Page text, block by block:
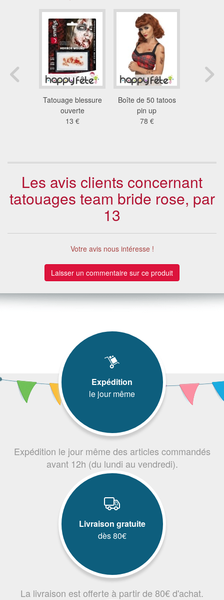
Tatouage blessure
ouverte
13 €
Boîte de 50 tatoos
pin up
78 €
Les avis clients concernant
tatouages team bride rose, par
13
Votre avis nous intéresse !
Laisser un commentaire sur ce produit
Expédition
le jour même
Expédition le jour même des articles commandés
avant 12h (du lundi au vendredi).
Livraison gratuite
dès 80€
La livraison est offerte à partir de 80€ d'achat.